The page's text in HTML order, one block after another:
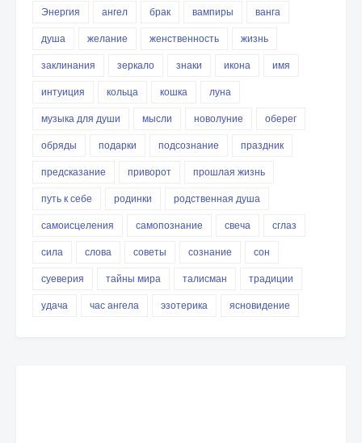
Энергия
ангел брак вампиры
ванга
душа
желание женственность
жизнь
заклинания
зеркало знаки икона
имя
интуиция
кольца кошка
луна
музыка для души
мысли новолуние
оберег
обряды
подарки подсознание
праздник
предсказание
приворот
прошлая жизнь
путь к себе
родинки
родственная душа
самоисцеления
самопознание свеча
сглаз
сила
слова советы сознание
сон
суеверия
тайны мира талисман
традиции
удача
час ангела эзотерика ясновидение